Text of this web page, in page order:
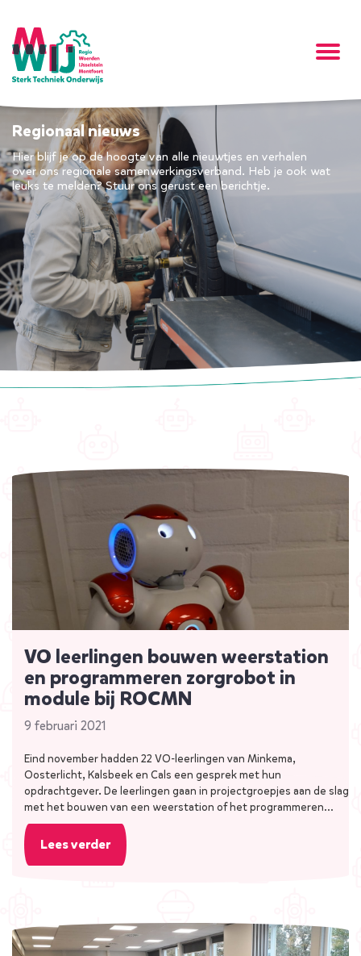
Regionaal nieuws
Hier blijf je op de hoogte van alle nieuwtjes en verhalen
over ons regionale samenwerkingsverband. Heb je ook wat
leuks te melden? Stuur ons gerust een berichtje.
VO leerlingen bouwen weerstation
en programmeren zorgrobot in
module bij ROCMN
9 februari 2021
Eind november hadden 22 VO-leerlingen van Minkema,
Oosterlicht, Kalsbeek en Cals een gesprek met hun
opdrachtgever. De leerlingen gaan in projectgroepjes aan de slag
met het bouwen van een weerstation of het programmeren…
Lees verder